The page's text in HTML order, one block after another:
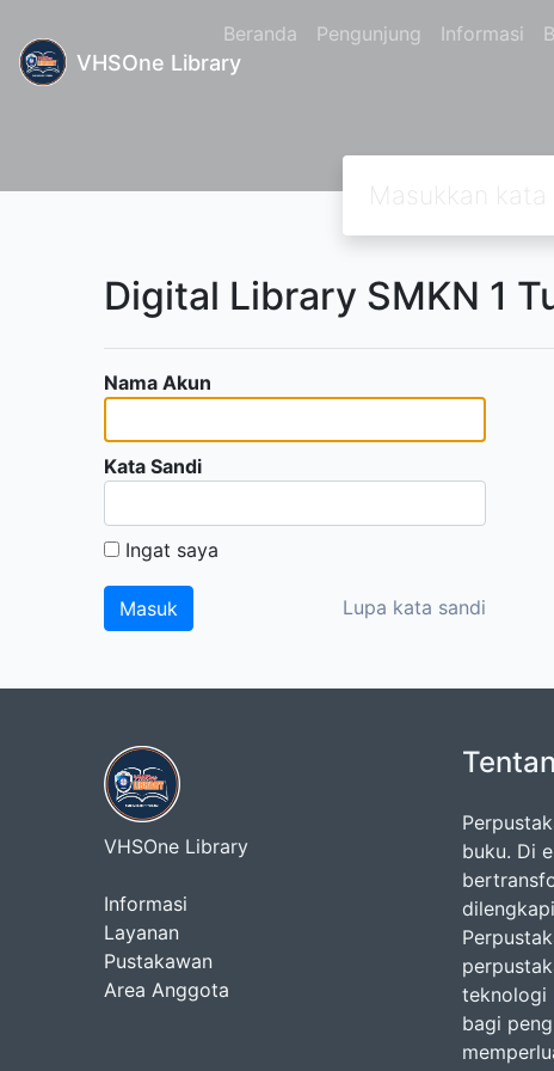
VHSOne Library
Beranda Pengunjung Informasi
Digital Library SMKN 1
Nama Akun
Kata Sandi
Ingat saya
Lupa kata sandi
VHSOne Library
Informasi
Layanan
Pustakawan
Area Anggota
buku. Di
teknologi
bagi